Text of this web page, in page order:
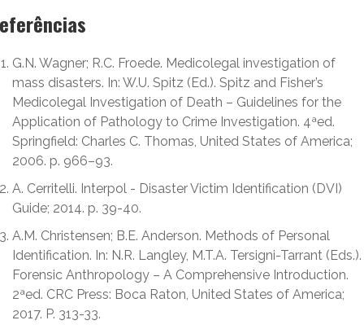
G.N. Wagner; R.C. Froede. Medicolegal investigation of
mass disasters. In: W.U. Spitz (Ed.). Spitz and Fisher’s
Medicolegal Investigation of Death – Guidelines for the
Application of Pathology to Crime Investigation. 4ªed.
Springfield: Charles C. Thomas, United States of America;
2006. p. 966–93.
A. Cerritelli. Interpol - Disaster Victim Identification (DVI)
Guide; 2014. p. 39-40.
A.M. Christensen; B.E. Anderson. Methods of Personal
Identification. In: N.R. Langley, M.T.A. Tersigni-Tarrant (Eds.).
Forensic Anthropology – A Comprehensive Introduction.
2ªed. CRC Press: Boca Raton, United States of America;
2017. P. 313-33.